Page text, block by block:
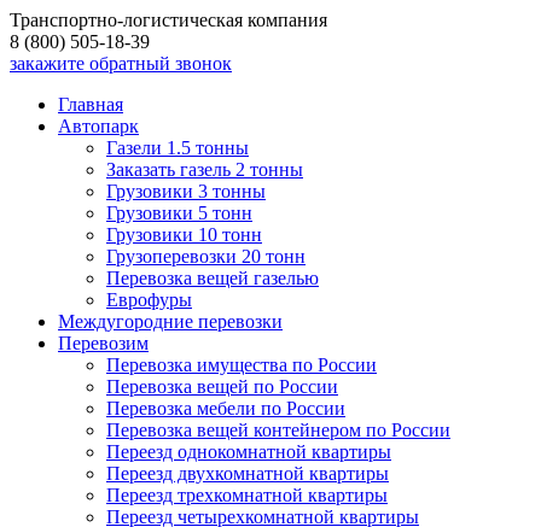
Транспортно-логистическая компания
8 (800) 505-18-39
закажите обратный звонок
Главная
Автопарк
Газели 1.5 тонны
Заказать газель 2 тонны
Грузовики 3 тонны
Грузовики 5 тонн
Грузовики 10 тонн
Грузоперевозки 20 тонн
Перевозка вещей газелью
Еврофуры
Междугородние перевозки
Перевозим
Перевозка имущества по России
Перевозка вещей по России
Перевозка мебели по России
Перевозка вещей контейнером по России
Переезд однокомнатной квартиры
Переезд двухкомнатной квартиры
Переезд трехкомнатной квартиры
Переезд четырехкомнатной квартиры